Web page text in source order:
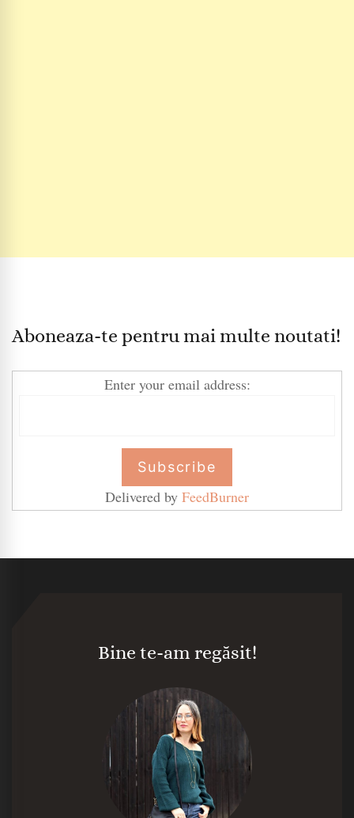
Aboneaza-te pentru mai multe noutati!
Enter your email address:
Delivered by FeedBurner
Bine te-am regăsit!